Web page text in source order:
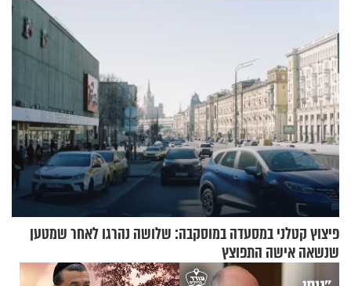
פיצוץ קטלני במסעדה במוסקבה: שלושה נהרגו לאחר שמטען
שנשאה אישה התפוצץ